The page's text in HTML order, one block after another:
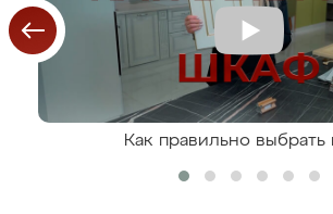
Как правильно выбрать